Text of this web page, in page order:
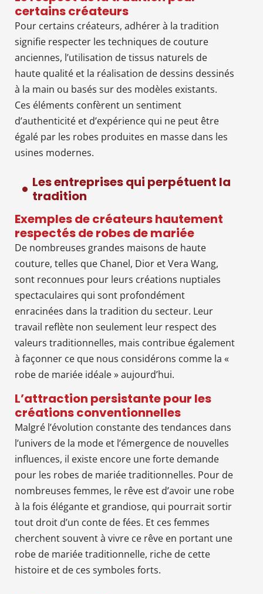
certains créateurs
Pour certains créateurs, adhérer à la tradition
signifie respecter les techniques de couture
anciennes, l’utilisation de tissus naturels de
haute qualité et la réalisation de dessins dessinés
à la main ou basés sur des modèles existants.
Ces éléments confèrent un sentiment
d’authenticité et d’expérience qui ne peut être
égalé par les robes produites en masse dans les
usines modernes.
Les entreprises qui perpétuent la
tradition
Exemples de créateurs hautement
respectés de robes de mariée
De nombreuses grandes maisons de haute
couture, telles que Chanel, Dior et Vera Wang,
sont reconnues pour leurs créations nuptiales
spectaculaires qui sont profondément
enracinées dans la tradition du secteur. Leur
travail reflète non seulement leur respect des
valeurs traditionnelles, mais contribue également
à façonner ce que nous considérons comme la «
robe de mariée idéale » aujourd’hui.
L’attraction persistante pour les
créations conventionnelles
Malgré l’évolution constante des tendances dans
l’univers de la mode et l’émergence de nouvelles
influences, il existe encore une forte demande
pour les robes de mariée traditionnelles. Pour de
nombreuses femmes, le rêve est d’avoir une robe
à la fois élégante et grandiose, qui pourrait sortir
tout droit d’un conte de fées. Et ces femmes
cherchent souvent à vivre ce rêve en portant une
robe de mariée traditionnelle, riche de cette
histoire et de ces symboles forts.